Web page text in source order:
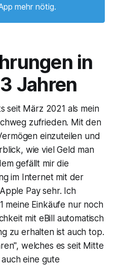
mehr nötig.
in
Jahren
seit März 2021 als mein
zufrieden. Mit den
einzuteilen und
wie viel Geld man
gefällt mir die
im Internet mit der
Pay sehr. Ich
meine Einkäufe nur noch
mit eBill automatisch
zu erhalten ist auch top.
welches es seit Mitte
eine gute